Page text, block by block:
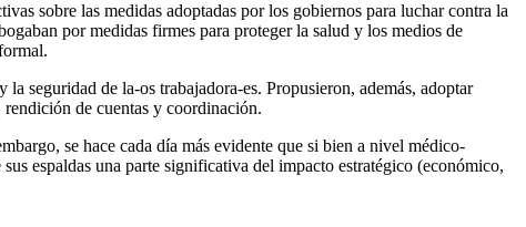
sobre las medidas adoptadas por los gobiernos para luchar contra la
por medidas firmes para proteger la salud y los medios de
seguridad de la-os trabajadora-es. Propusieron, además, adoptar
de cuentas y coordinación.
se hace cada día más evidente que si bien a nivel médico-
espaldas una parte significativa del impacto estratégico (económico,